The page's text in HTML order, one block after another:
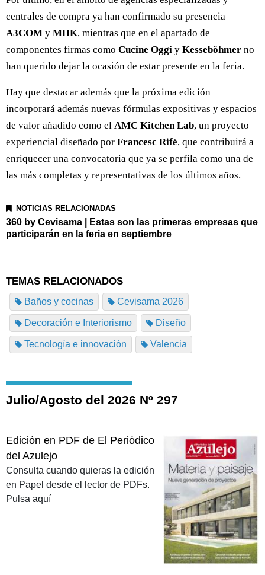
centrales de compra ya han confirmado su presencia
A3COM y MHK, mientras que en el apartado de
componentes firmas como Cucine Oggi y Kesseböhmer no
han querido dejar la ocasión de estar presente en la feria.
Hay que destacar además que la próxima edición
incorporará además nuevas fórmulas expositivas y espacios
de valor añadido como el AMC Kitchen Lab, un proyecto
experiencial diseñado por Francesc Rifé, que contribuirá a
enriquecer una convocatoria que ya se perfila como una de
las más completas y representativas de los últimos años.
NOTICIAS RELACIONADAS
360 by Cevisama | Estas son las primeras empresas que
participarán en la feria en septiembre
TEMAS RELACIONADOS
Baños y cocinas Cevisama 2026
Decoración e Interiorismo Diseño
Tecnología e innovación Valencia
Julio/Agosto del 2026 Nº 297
Edición en PDF de El Periódico
del Azulejo
Consulta cuando quieras la edición
en Papel desde el lector de PDFs.
Pulsa aquí